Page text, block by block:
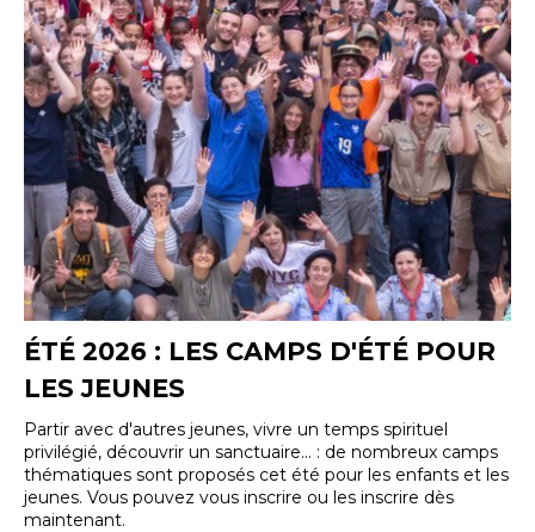
ÉTÉ 2026 : LES CAMPS D'ÉTÉ POUR
LES JEUNES
Partir avec d'autres jeunes, vivre un temps spirituel
privilégié, découvrir un sanctuaire... : de nombreux camps
thématiques sont proposés cet été pour les enfants et les
jeunes. Vous pouvez vous inscrire ou les inscrire dès
maintenant.